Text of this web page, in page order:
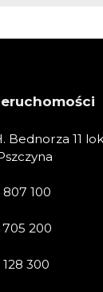
Bednorza 11
100
200
300